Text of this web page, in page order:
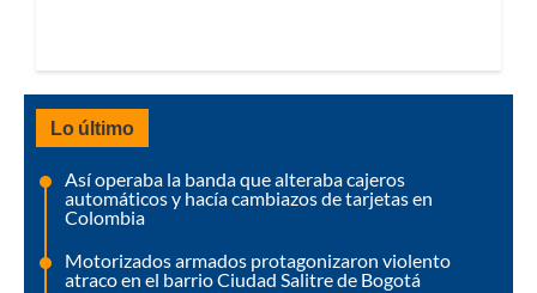
Lo último
Así operaba la banda que alteraba cajeros
automáticos y hacía cambiazos de tarjetas en
Colombia
Motorizados armados protagonizaron violento
atraco en el barrio Ciudad Salitre de Bogotá